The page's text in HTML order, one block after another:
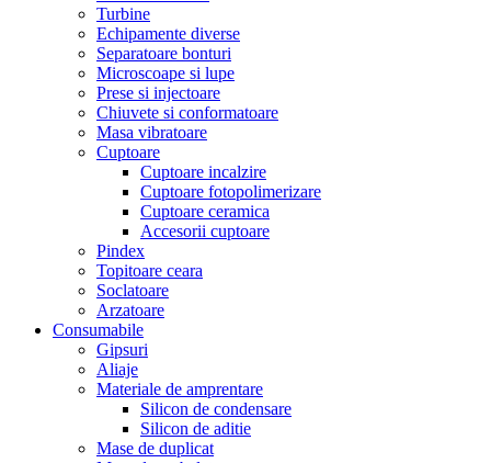
Turbine
Echipamente diverse
Separatoare bonturi
Microscoape si lupe
Prese si injectoare
Chiuvete si conformatoare
Masa vibratoare
Cuptoare
Cuptoare incalzire
Cuptoare fotopolimerizare
Cuptoare ceramica
Accesorii cuptoare
Pindex
Topitoare ceara
Soclatoare
Arzatoare
Consumabile
Gipsuri
Aliaje
Materiale de amprentare
Silicon de condensare
Silicon de aditie
Mase de duplicat